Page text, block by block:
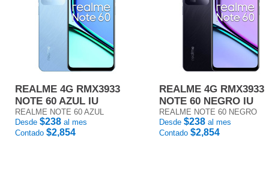
REALME 4G RMX3933
NOTE 60 AZUL IU
REALME NOTE 60 AZUL
Desde $238 al mes
Contado $2,854
REALME 4G RMX3933
NOTE 60 NEGRO IU
REALME NOTE 60 NEGRO
Desde $238 al mes
Contado $2,854